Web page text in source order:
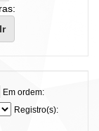
Em ordem:
Registro(s):